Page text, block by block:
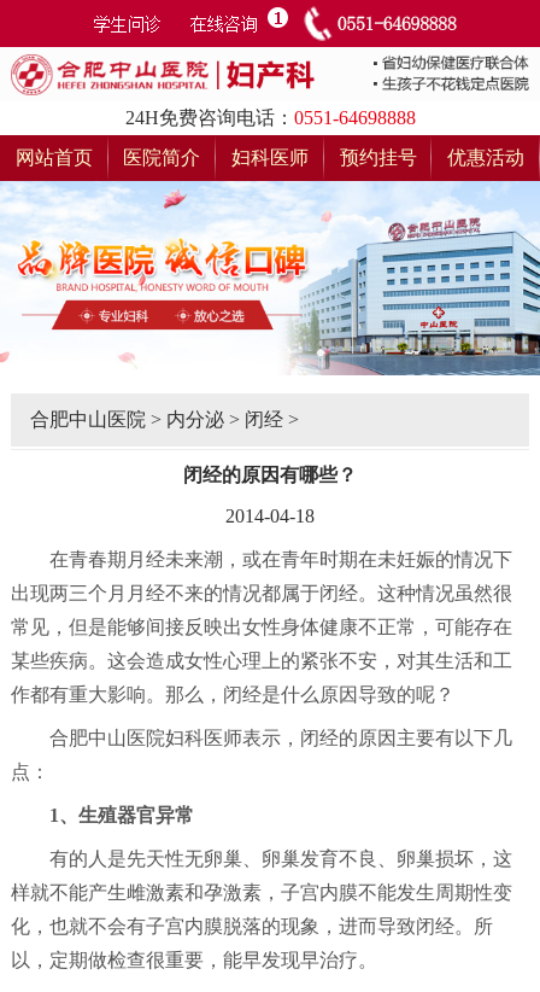
24H免费咨询电话： 0551-64698888
网站首页
医院简介 妇科医师 预约挂号 优惠活动
合肥中山医院 > 内分泌> 闭经>
闭经的原因有哪些？
2014-04-18
在青春期月经未来潮，或在青年时期在未妊娠的情况下
出现两三个月月经不来的情况都属于闭经。这种情况虽然很
常见，但是能够间接反映出女性身体健康不正常，可能存在
某些疾病。这会造成女性心理上的紧张不安，对其生活和工
作都有重大影响。那么，闭经是什么原因导致的呢？
合肥中山医院妇科医师表示，闭经的原因主要有以下几
点：
1、生殖器官异常
有的人是先天性无卵巢、卵巢发育不良、卵巢损坏，这
样就不能产生雌激素和孕激素，子宫内膜不能发生周期性变
化，也就不会有子宫内膜脱落的现象，进而导致闭经。所
以，定期做检查很重要，能早发现早治疗。